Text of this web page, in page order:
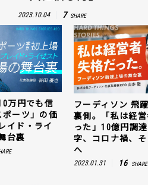
2023.10.04 7 SHARE
万円でも信
ーツ」の価
イド・ライ
台裏
フーディソン 飛
裏側。「私は経
った」10億円調
字、コロナ禍、
へ
2023.01.31 16 SHARE